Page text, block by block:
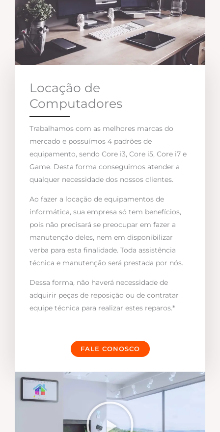
Locação de
Computadores
Trabalhamos com as melhores marcas do
mercado e possuímos 4 padrões de
equipamento, sendo Core i3, Core i5, Core i7 e
Game. Desta forma conseguimos atender a
qualquer necessidade dos nossos clientes.
Ao fazer a locação de equipamentos de
informática, sua empresa só tem benefícios,
pois não precisará se preocupar em fazer a
manutenção deles, nem em disponibilizar
verba para esta finalidade. Toda assistência
técnica e manutenção será prestada por nós.
Dessa forma, não haverá necessidade de
adquirir peças de reposição ou de contratar
equipe técnica para realizar estes reparos.*
FALE CONOSCO